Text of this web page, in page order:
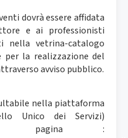
dovrà essere affidata
e ai professionisti
nella vetrina-catalogo
la realizzazione del
avviso pubblico.
nella piattaforma
Unico dei Servizi)
pagina :